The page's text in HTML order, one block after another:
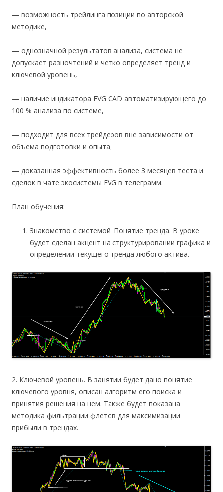
— возможность трейлинга позиции по авторской
методике,
— однозначной результатов анализа, система не
допускает разночтений и четко определяет тренд и
ключевой уровень,
— наличие индикатора FVG CAD автоматизирующего до
100 % анализа по системе,
— подходит для всех трейдеров вне зависимости от
объема подготовки и опыта,
— доказанная эффективность более 3 месяцев теста и
сделок в чате экосистемы FVG в телеграмм.
План обучения:
Знакомство с системой. Понятие тренда. В уроке
будет сделан акцент на структурировании графика и
определении текущего тренда любого актива.
2. Ключевой уровень. В занятии будет дано понятие
ключевого уровня, описан алгоритм его поиска и
принятия решения на нем. Также будет показана
методика фильтрации флетов для максимизации
прибыли в трендах.